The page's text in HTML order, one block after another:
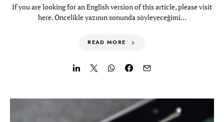
If you are looking for an English version of this article, please visit
here. Öncelikle yazının sonunda söyleyeceğimi…
READ MORE